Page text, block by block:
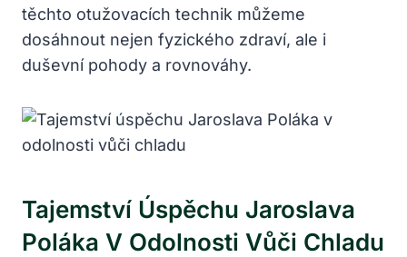
těchto otužovacích technik můžeme
dosáhnout nejen ​fyzického ⁣zdraví, ale i
duševní pohody a ​rovnováhy.
Tajemství Úspěchu Jaroslava
Poláka‍ V Odolnosti Vůči ⁣chladu